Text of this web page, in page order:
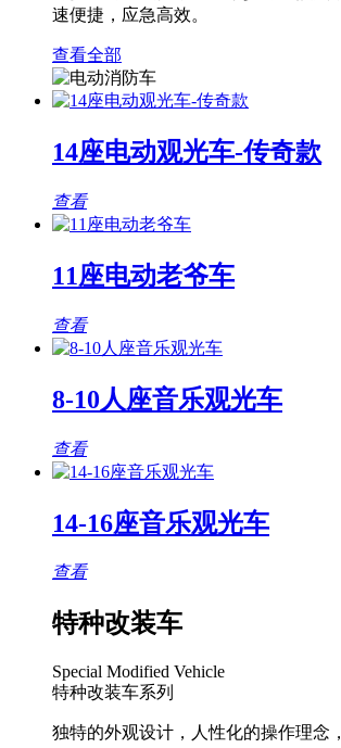
速便捷，应急高效。
查看全部
14座电动观光车-传奇款
查看
11座电动老爷车
查看
8-10人座音乐观光车
查看
14-16座音乐观光车
查看
特种改装车
Special Modified Vehicle
特种改装车系列
独特的外观设计，人性化的操作理念，